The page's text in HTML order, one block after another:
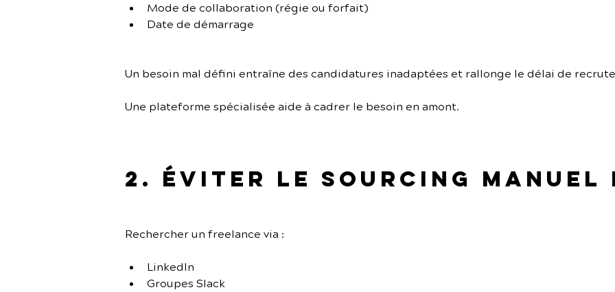
Mode de collaboration (régie ou forfait)
Date de démarrage
Un besoin mal défini entraîne des candidatures inadaptées et rallonge le délai de
Une plateforme spécialisée aide à cadrer le besoin en amont.
2. Éviter le sourcing manuel
Rechercher un freelance via :
LinkedIn
Groupes Slack